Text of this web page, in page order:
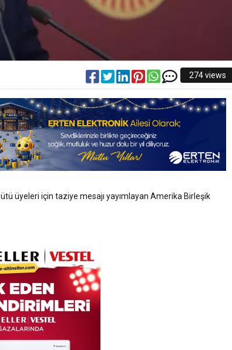
274 views
üyeleri için taziye mesajı yayımlayan Amerika Birleşik